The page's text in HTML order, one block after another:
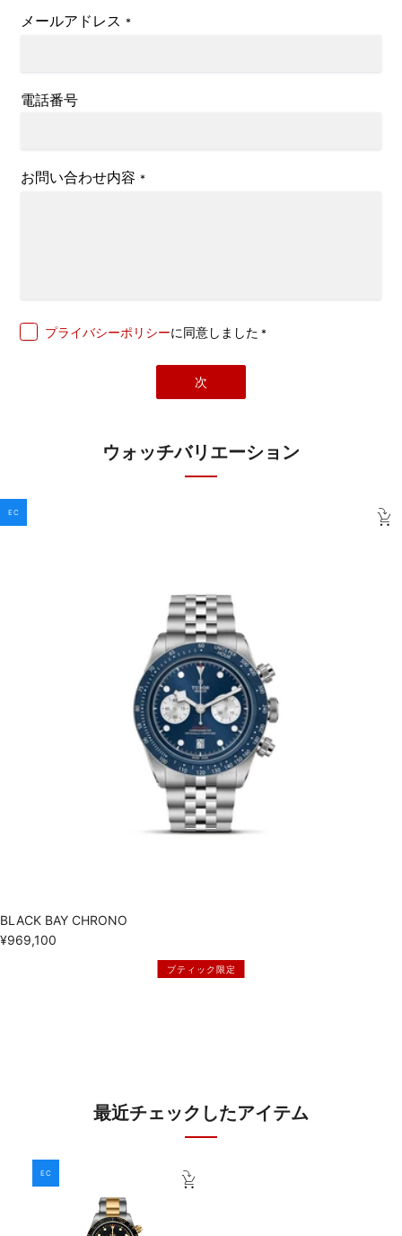
メールアドレス *
電話番号
お問い合わせ内容 *
プライバシーポリシーに同意しました *
次
ウォッチバリエーション
EC
BLACK BAY CHRONO
¥969,100
ブティック限定
最近チェックしたアイテム
EC